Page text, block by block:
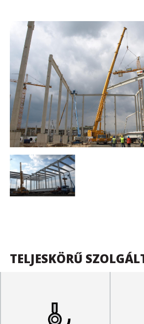
TELJESKÖRŰ